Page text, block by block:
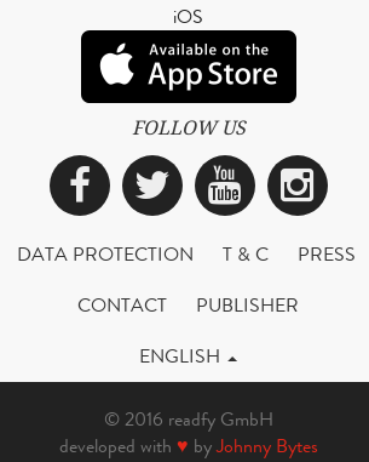
iOS
FOLLOW US
Facebook
Twitter
DATA PROTECTION T & C
PRESS
CONTACT
PUBLISHER
ENGLISH
© 2016 readfy GmbH
developed with ♥ byJohnny Bytes